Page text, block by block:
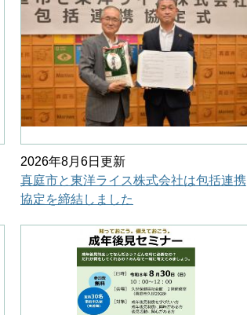
2026年8月6日更新
真庭市と東洋ライス株式会社は包括連携
協定を締結しました